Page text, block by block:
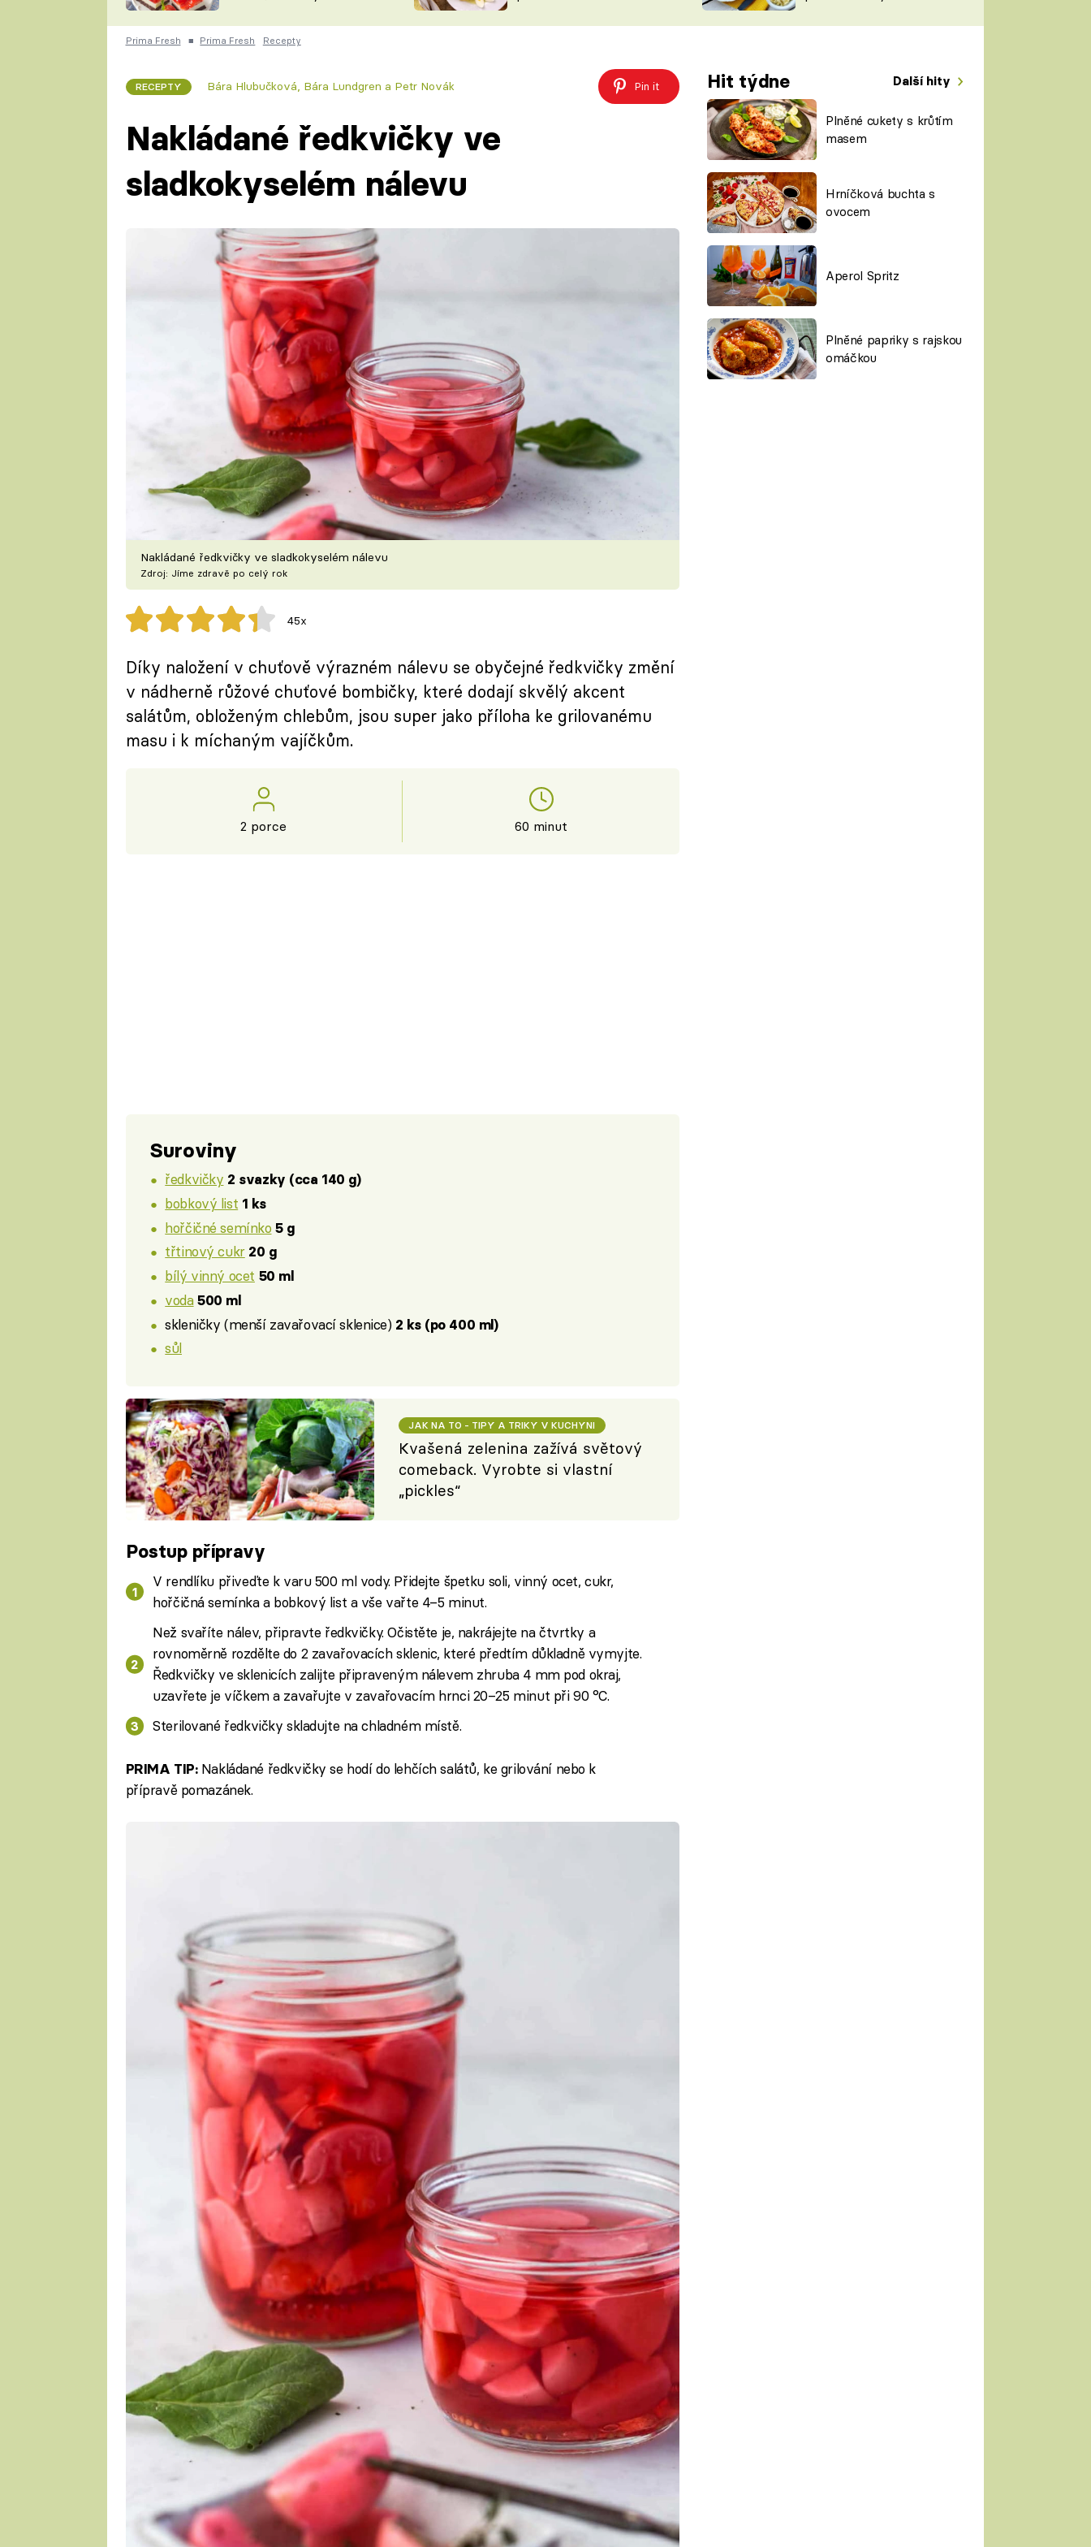
ČESKO NA TALÍŘI
KUCHAŘKA
VYCHYTÁVKY
ŠÉFREDAKTORKY
ČASOPIS
Prima Fresh ■ Prima Fresh Recepty
RECEPTY Bára Hlubučková, Bára Lundgren a Petr Novák Pin it Hit týdne Další hity
Plněné cukety s krůtím
masem
Hrníčková buchta s
ovocem
Aperol Spritz
Plněné papriky s rajskou
omáčkou
Nakládané ředkvičky ve
sladkokyselém nálevu
Nakládané ředkvičky ve sladkokyselém nálevu
Zdroj: Jíme zdravě po celý rok
45x
Díky naložení v chuťově výrazném nálevu se obyčejné ředkvičky změní
v nádherně růžové chuťové bombičky, které dodají skvělý akcent
salátům, obloženým chlebům, jsou super jako příloha ke grilovanému
masu i k míchaným vajíčkům.
2 porce 60 minut
Suroviny
ředkvičky 2 svazky (cca 140 g)
bobkový list 1 ks
hořčičné semínko 5 g
třtinový cukr 20 g
bílý vinný ocet 50 ml
voda 500 ml
skleničky (menší zavařovací sklenice) 2 ks (po 400 ml)
sůl
JAK NA TO - TIPY A TRIKY V KUCHYNI
Kvašená zelenina zažívá světový
comeback. Vyrobte si vlastní
„pickles“
Postup přípravy
V rendlíku přiveďte k varu 500 ml vody. Přidejte špetku soli, vinný ocet, cukr,
hořčičná semínka a bobkový list a vše vařte 4–5 minut.
Než svaříte nálev, připravte ředkvičky. Očistěte je, nakrájejte na čtvrtky a
rovnoměrně rozdělte do 2 zavařovacích sklenic, které předtím důkladně vymyjte.
Ředkvičky ve sklenicích zalijte připraveným nálevem zhruba 4 mm pod okraj,
uzavřete je víčkem a zavařujte v zavařovacím hrnci 20–25 minut při 90 °C.
Sterilované ředkvičky skladujte na chladném místě.
PRIMA TIP:Nakládané ředkvičky se hodí do lehčích salátů, ke grilování nebo k
přípravě pomazánek.